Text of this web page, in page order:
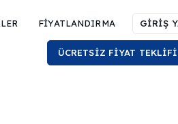
FİYATLANDIRMA GİRİŞ
ÜCRETSİZ FİYAT